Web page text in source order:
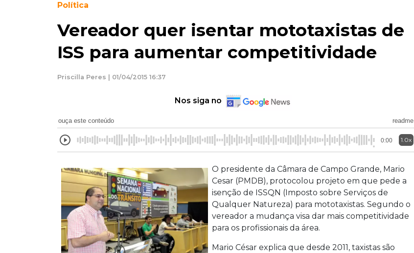
Política
Vereador quer isentar mototaxistas de
ISS para aumentar competitividade
Priscilla Peres | 01/04/2015 16:37
Nos siga no
ouça este conteúdo readme
0:00 1.0x
O presidente da Câmara de Campo Grande, Mario
Cesar (PMDB), protocolou projeto em que pede a
isenção de ISSQN (Imposto sobre Serviços de
Qualquer Natureza) para mototaxistas. Segundo o
vereador a mudança visa dar mais competitividade
para os profissionais da área.
Mario César explica que desde 2011, taxistas são